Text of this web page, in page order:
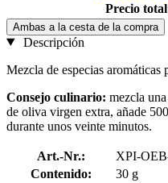
Precio
Ambas a la cesta de la compra
Descripción
Mezcla de especias aromáticas
Consejo culinario: mezcla
de oliva virgen extra, añade
durante unos veinte minutos.
Art.-Nr.:
XPI-
Contenido:
30 g